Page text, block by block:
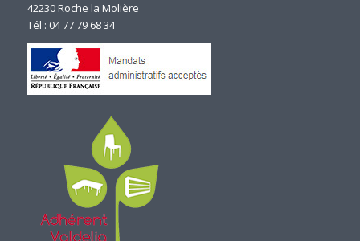
42230 Roche la Molière
Tél : 04 77 79 68 34